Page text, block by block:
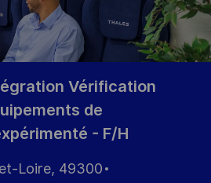
Vérification
de
- F/H
Loire, 49300